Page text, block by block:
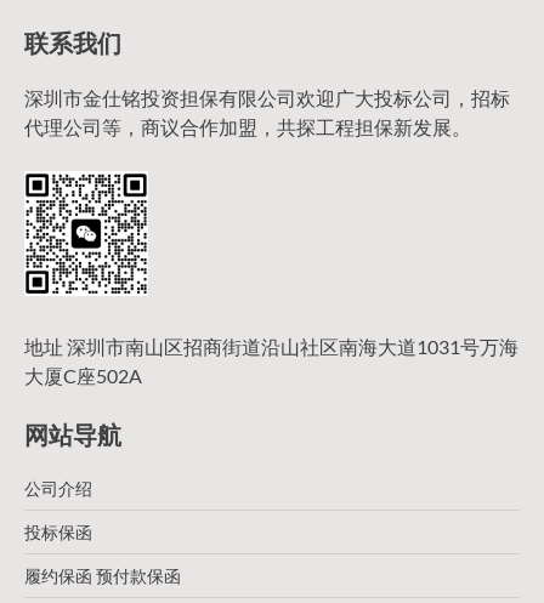
联系我们
深圳市金仕铭投资担保有限公司欢迎广大投标公司，招标
代理公司等，商议合作加盟，共探工程担保新发展。
地址 深圳市南山区招商街道沿山社区南海大道1031号万海
大厦C座502A
网站导航
公司介绍
投标保函
履约保函 预付款保函